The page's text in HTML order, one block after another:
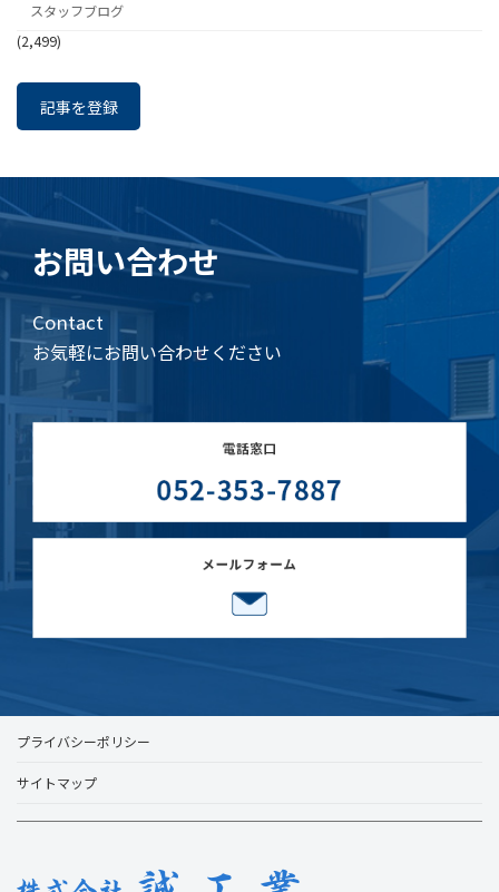
スタッフブログ
(2,499)
記事を登録
お問い合わせ
Contact
お気軽にお問い合わせください
プライバシーポリシー
サイトマップ